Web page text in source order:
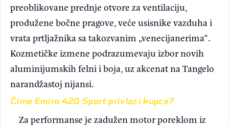
preoblikovane prednje otvore za ventilaciju,
produžene bočne pragove, veće usisnike vazduha i
vrata prtljažnika sa takozvanim „venecijanerima“.
Kozmetičke izmene podrazumevaju izbor novih
aluminijumskih felni i boja, uz akcenat na Tangelo
narandžastoj nijansi.
Čime Emira 420 Sport privlači kupce?
Za performanse je zadužen motor poreklom iz